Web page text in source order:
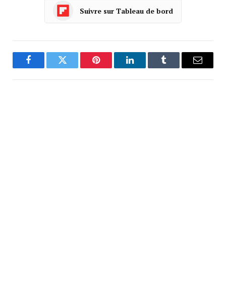
Suivre sur Tableau de bord
FacebookTwitter Pinterest LinkedInTumblr